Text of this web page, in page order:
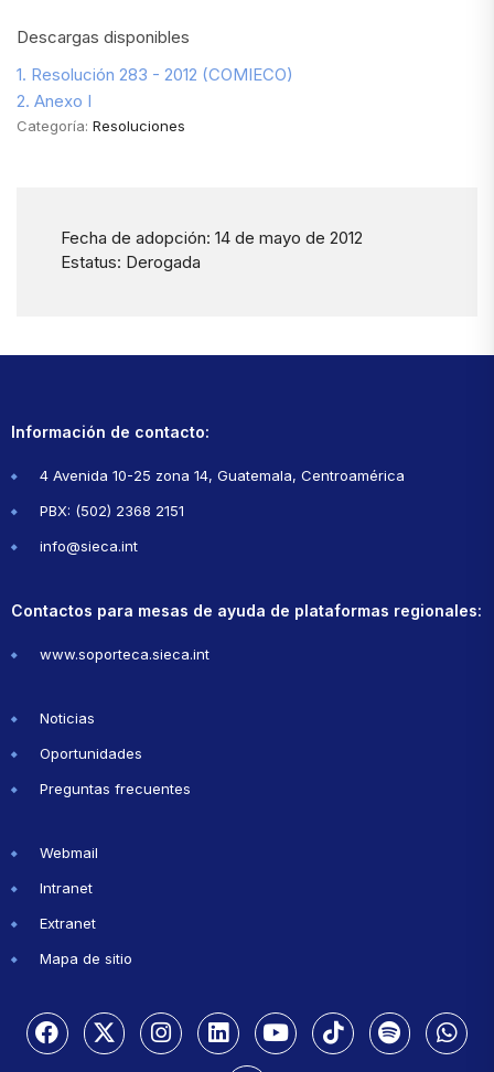
Descargas disponibles
1. Resolución 283 - 2012 (COMIECO)
2. Anexo I
Categoría: Resoluciones
Fecha de adopción: 14 de mayo de 2012
Estatus: Derogada
Información de contacto:
4 Avenida 10-25 zona 14, Guatemala, Centroamérica
PBX: (502) 2368 2151
info@sieca.int
Contactos para mesas de ayuda de plataformas regionales:
www.soporteca.sieca.int
Noticias
Oportunidades
Preguntas frecuentes
Webmail
Intranet
Extranet
Mapa de sitio